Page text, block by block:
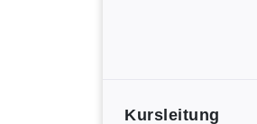
Kursleitung